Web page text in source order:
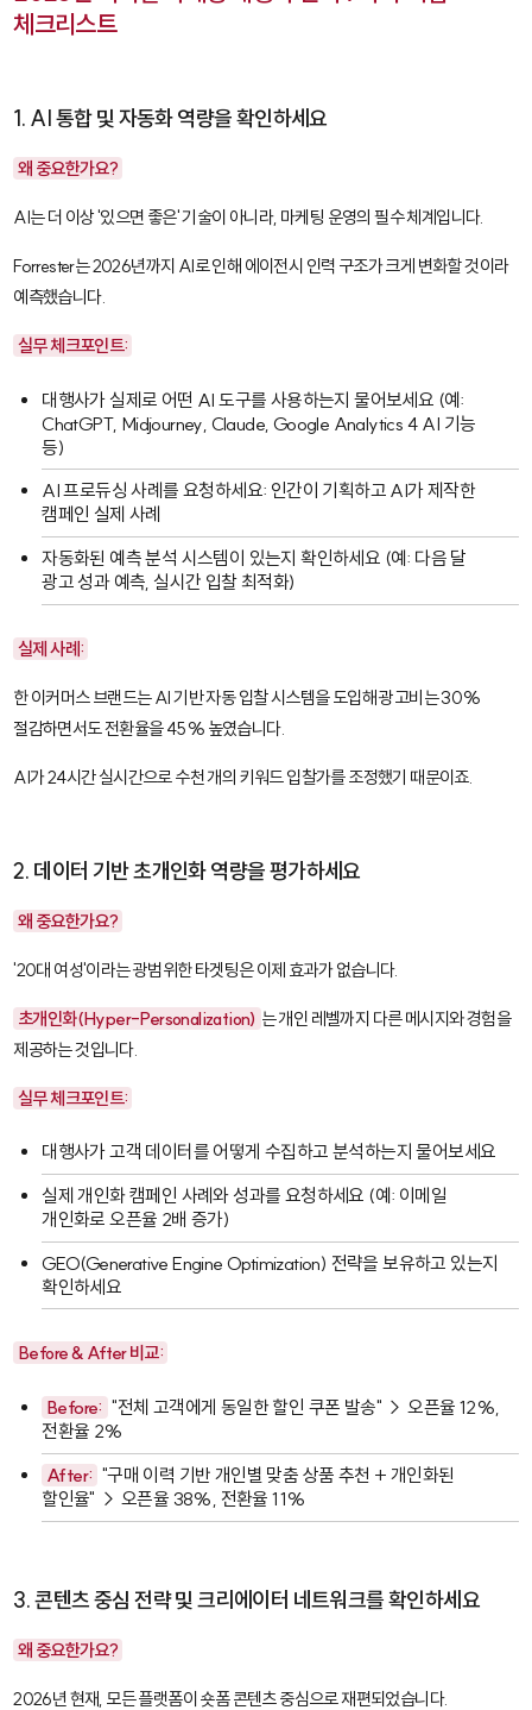
체크리스트
1. AI 통합 및 자동화 역량을 확인하세요
왜 중요한가요?
AI는 더 이상 '있으면 좋은' 기술이 아니라, 마케팅 운영의 필수 체계입니다.
Forrester는 2026년까지 AI로 인해 에이전시 인력 구조가 크게 변화할 것이라
예측했습니다.
실무 체크포인트:
대행사가 실제로 어떤 AI 도구를 사용하는지 물어보세요 (예:
ChatGPT, Midjourney Claude Google Analytics 4 AI 기능
등)
AI 프로듀싱 사례를 요청하세요: 인간이 기획하고 AI가 제작한
캠페인 실제 사례
자동화된 예측 분석 시스템이 있는지 확인하세요 (예: 다음 달
광고 성과 예측, 실시간 입찰 최적화)
실제 사례:
한 이커머스 브랜드는 AI 기반 자동 입찰 시스템을 도입해 광고비는 30%
절감하면서도 전환율을 45% 높였습니다.
AI가 24시간 실시간으로 수천 개의 키워드 입찰가를 조정했기 때문이죠.
2. 데이터 기반 초개인화 역량을 평가하세요
왜 중요한가요?
'20대 여성'이라는 광범위한 타겟팅은 이제 효과가 없습니다.
초개인화(Hyper-Personalization) 는 개인 레벨까지 다른 메시지와 경험을
제공하는 것입니다.
실무 체크포인트:
대행사가 고객 데이터를 어떻게 수집하고 분석하는지 물어보세요
실제 개인화 캠페인 사례와 성과를 요청하세요 (예: 이메일
개인화로 오픈율 2배 증가)
GEO(Generative Engine Optimization) 전략을 보유하고 있는지
확인하세요
Before & After 비교:
Before: "전체 고객에게 동일한 할인 쿠폰 발송" → 오픈율 12%,
전환율 2%
After: "구매 이력 기반 개인별 맞춤 상품 추천 + 개인화된
할인율" → 오픈율 38%, 전환율 11%
3. 콘텐츠 중심 전략 및 크리에이터 네트워크를 확인하세요
왜 중요한가요?
2026년 현재, 모든 플랫폼이 숏폼 콘텐츠 중심으로 재편되었습니다.